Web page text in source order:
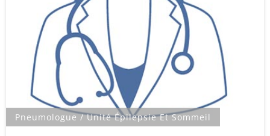
Pneumologue / Unité Épilepsie Et Sommeil